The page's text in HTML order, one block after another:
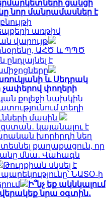
ցանցի
նոր մանրամասներ է
առթիվ
վարույթ
ԱՀԾ և ՊՊԾ
է
և Սեդրակ
չափերով փողերի
քոլեջի նախկին
տեղի
մասին
կայանալու է
խորհրդի նեղ
տեսնել քաղաքացուն, որ
մնա․ Վահագն
Թուրքիան սկսել է
ՆԱՏՕ-ի
Ի՞նչ եք ակնկալում
նրա օգտին․